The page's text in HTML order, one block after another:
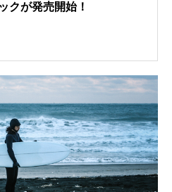
クが発売開始！